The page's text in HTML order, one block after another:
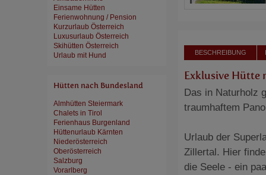
Einsame Hütten
Ferienwohnung / Pension
Kurzurlaub Österreich
Luxusurlaub Österreich
Skihütten Österreich
Urlaub mit Hund
Hütten nach Bundesland
Almhütten Steiermark
Chalets in Tirol
Ferienhaus Burgenland
Hüttenurlaub Kärnten
Niederösterreich
Oberösterreich
Salzburg
Vorarlberg
BESCHREIBUNG
Exklusive Hütte
Das in Naturholz
traumhaftem
Urlaub der
Zillertal. Hier
die Seele - ein